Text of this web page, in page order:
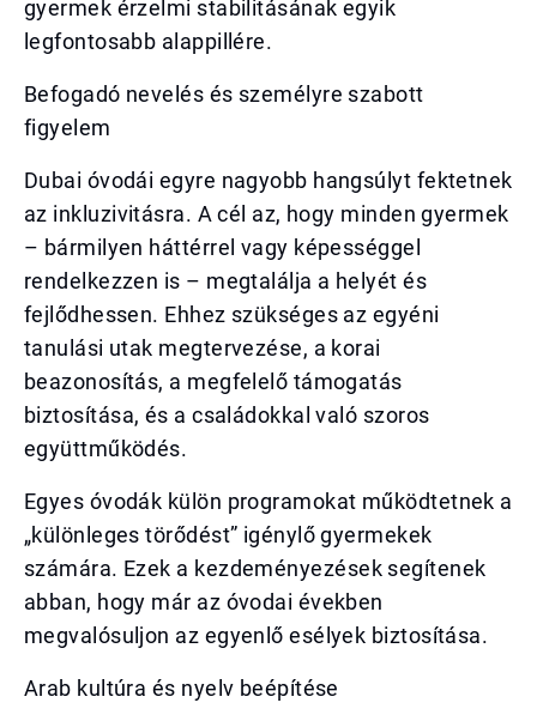
gyermek érzelmi stabilitásának egyik
legfontosabb alappillére.
Befogadó nevelés és személyre szabott
figyelem
Dubai óvodái egyre nagyobb hangsúlyt fektetnek
az inkluzivitásra. A cél az, hogy minden gyermek
– bármilyen háttérrel vagy képességgel
rendelkezzen is – megtalálja a helyét és
fejlődhessen. Ehhez szükséges az egyéni
tanulási utak megtervezése, a korai
beazonosítás, a megfelelő támogatás
biztosítása, és a családokkal való szoros
együttműködés.
Egyes óvodák külön programokat működtetnek a
„különleges törődést” igénylő gyermekek
számára. Ezek a kezdeményezések segítenek
abban, hogy már az óvodai években
megvalósuljon az egyenlő esélyek biztosítása.
Arab kultúra és nyelv beépítése